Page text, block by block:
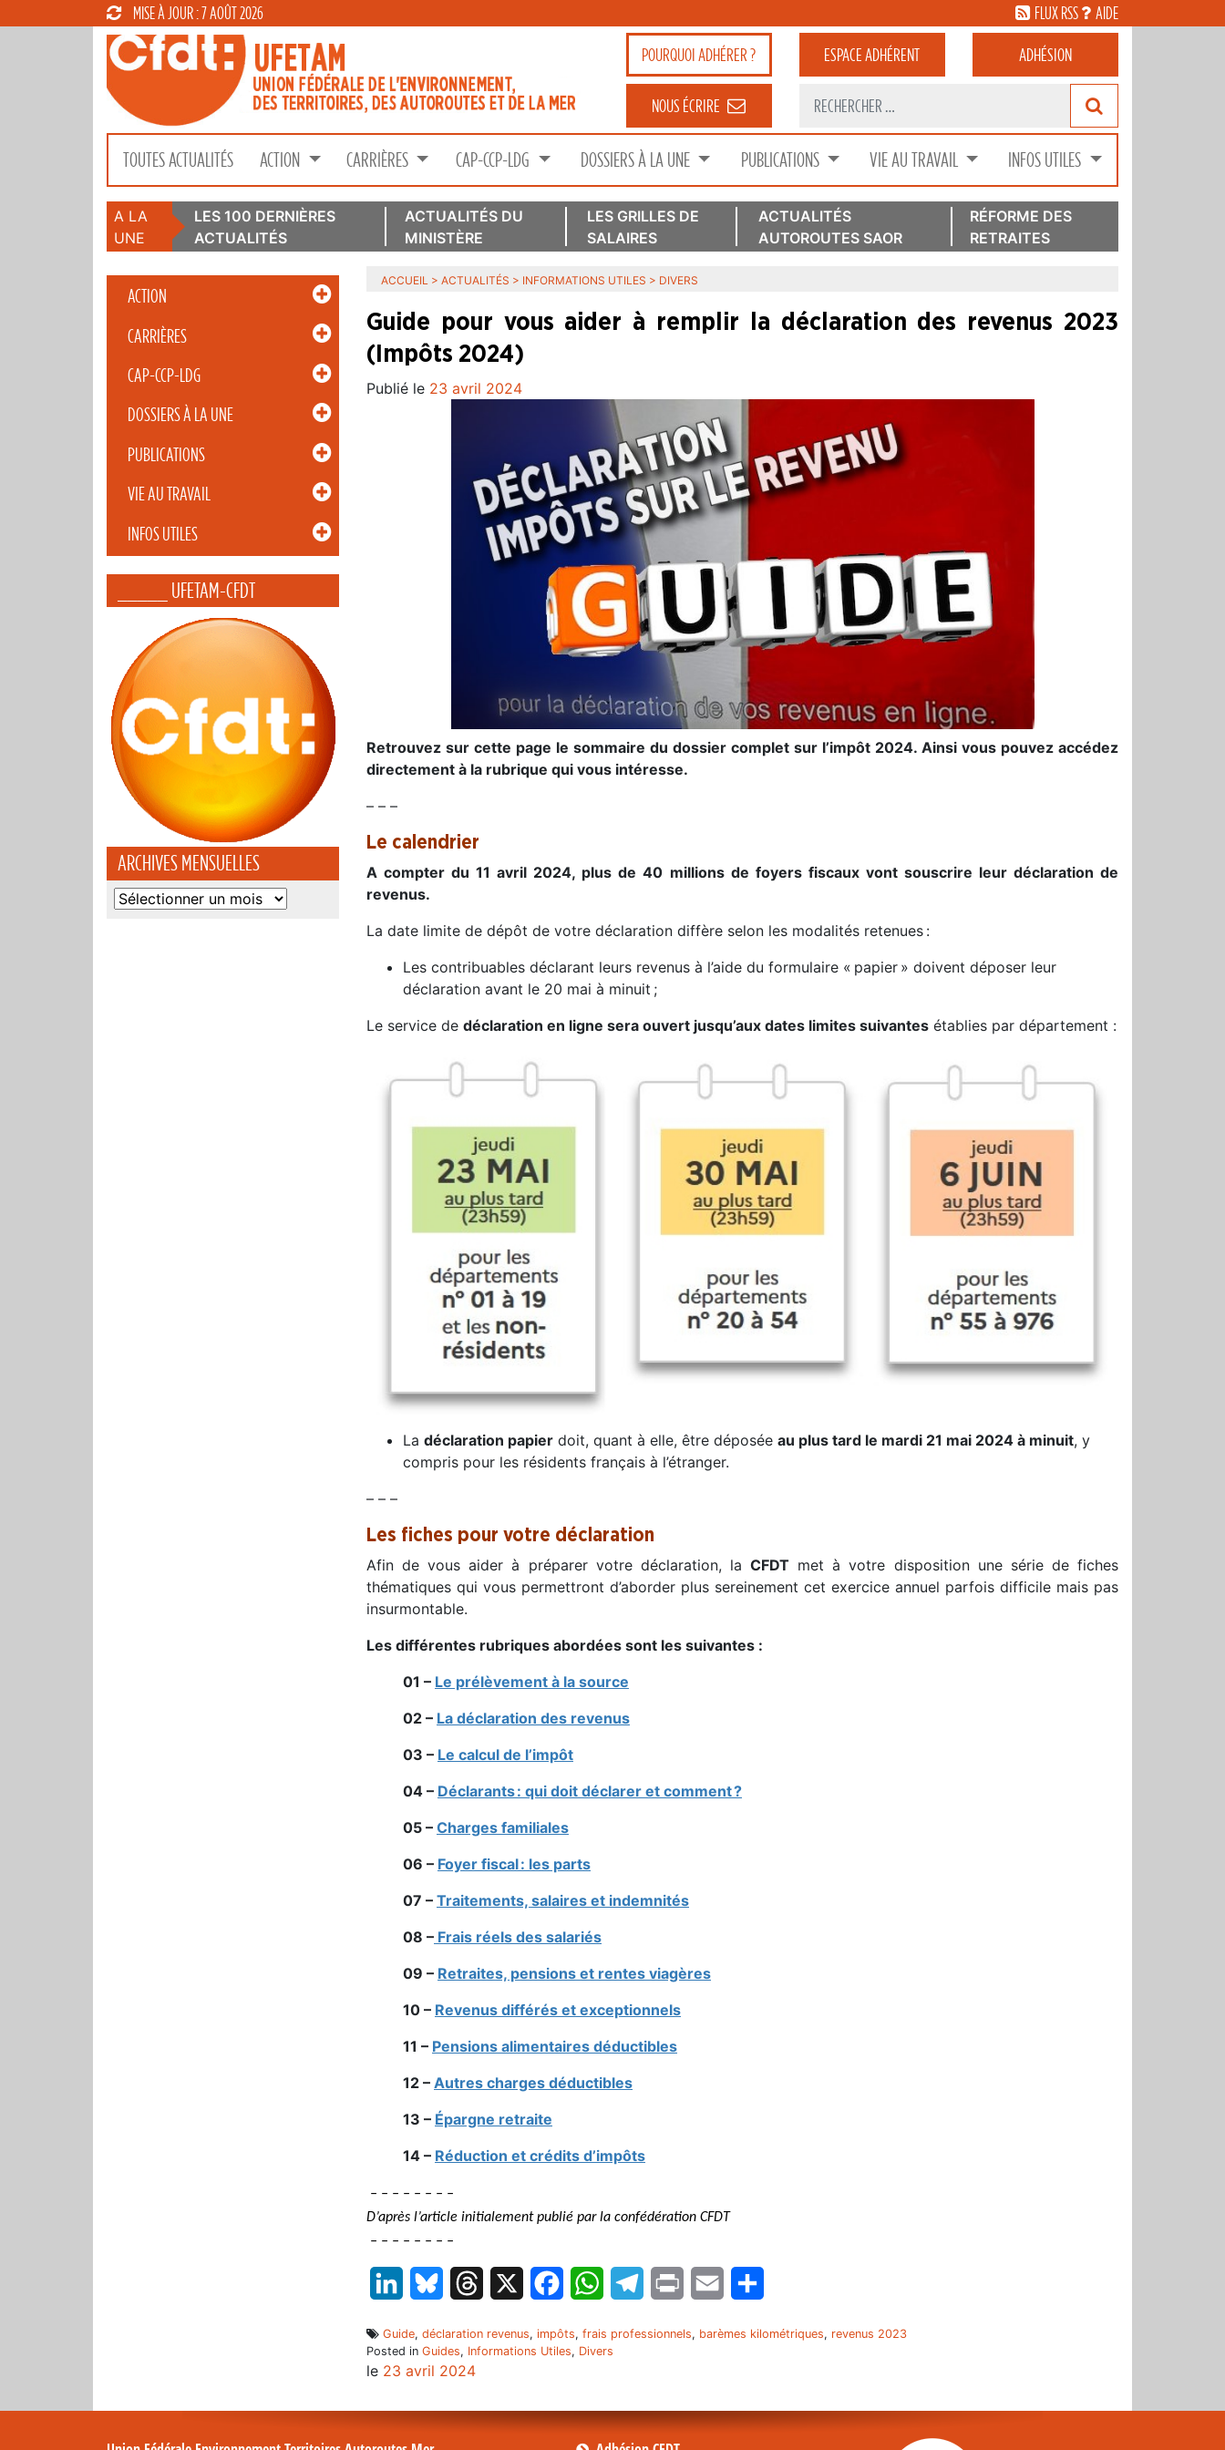
MISE À JOUR : 7 AOÛT 2026 FLUX RSS AIDE
POURQUOIADHÉRER ? ESPACEADHÉRENT ADHÉSION
NOUS ÉCRIRE
TOUTES ACTUALITÉS ACTION CARRIÈRES CAP-CCP-LDG DOSSIERS À LA UNE PUBLICATIONS VIE AU TRAVAIL INFOS UTILES
A LA
UNE
LES 100 DERNIÈRES
ACTUALITÉS
ACTUALITÉS DU
MINISTÈRE
LES GRILLES DE
SALAIRES
ACTUALITÉS
AUTOROUTES SAOR
RÉFORME DES
RETRAITES
ACTION
CARRIÈRES
CAP-CCP-LDG
DOSSIERS À LA UNE
PUBLICATIONS
VIE AU TRAVAIL
INFOS UTILES
_____ UFETAM-CFDT
ARCHIVES MENSUELLES
Archives
ACCUEIL > ACTUALITÉS > INFORMATIONS UTILES > DIVERS
Guide pour vous aider à remplir la déclaration des revenus 2023
(Impôts 2024)
Publié le 23 avril 2024
Retrouvez sur cette page le sommaire du dossier complet sur l’impôt 2024. Ainsi vous pouvez accédez
directement à la rubrique qui vous intéresse.
– – –
Le calendrier
A compter du 11 avril 2024, plus de 40 millions de foyers fiscaux vont souscrire leur déclaration de
revenus.
La date limite de dépôt de votre déclaration diffère selon les modalités retenues :
Les contribuables déclarant leurs revenus à l’aide du formulaire « papier » doivent déposer leur
déclaration avant le 20 mai à minuit ;
Le service de déclaration en ligne sera ouvert jusqu’aux dates limites suivantes établies par département :
La déclaration papier doit, quant à elle, être déposée au plus tard le mardi 21 mai 2024 à minuit, y
compris pour les résidents français à l’étranger.
– – –
Les fiches pour votre déclaration
Afin de vous aider à préparer votre déclaration, laCFDT met à votre disposition une série de fiches
thématiques qui vous permettront d’aborder plus sereinement cet exercice annuel parfois difficile mais pas
insurmontable.
Les différentes rubriques abordées sont les suivantes :
01 – Le prélèvement à la source
02 – La déclaration des revenus
03 – Le calcul de l’impôt
04 – Déclarants : qui doit déclarer et comment ?
05 – Charges familiales
06 – Foyer fiscal : les parts
07 – Traitements, salaires et indemnités
08 – Frais réels des salariés
09 – Retraites, pensions et rentes viagères
10 – Revenus différés et exceptionnels
11 – Pensions alimentaires déductibles
12 – Autres charges déductibles
13 – Épargne retraite
14 – Réduction et crédits d’impôts
– – – – – – – –
D’après l’article initialement publié par la confédération CFDT
– – – – – – – –
LinkedInBluesky Threads FacebookWhatsAppTelegram
Print Email
Guide, déclaration revenus, impôts, frais professionnels, barèmes kilométriques, revenus 2023
Posted in Guides, Informations Utiles, Divers
le 23 avril 2024